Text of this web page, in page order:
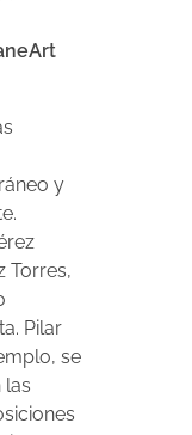
y
Torres,
Pilar
se
las